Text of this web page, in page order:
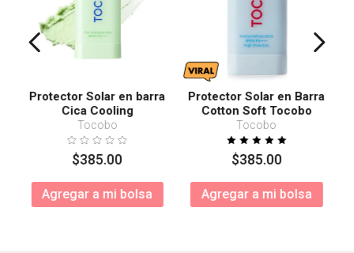
Protector Solar en barra
Cica Cooling
Tocobo
$385.00
Agregar a mi bolsa
Protector Solar en Barra
Cotton Soft Tocobo
SPF50+ PA++++
Tocobo
$385.00
Agregar a mi bolsa